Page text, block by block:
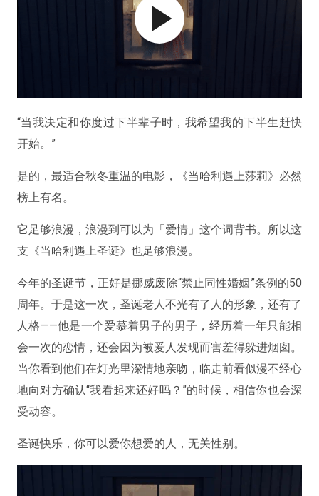
“当我决定和你度过下半辈子时，我希望我的下半生赶快
开始。”
是的，最适合秋冬重温的电影，《当哈利遇上莎莉》必然
榜上有名。
它足够浪漫，浪漫到可以为「爱情」这个词背书。所以这
支《当哈利遇上圣诞》也足够浪漫。
今年的圣诞节，正好是挪威废除“禁止同性婚姻”条例的50
周年。于是这一次，圣诞老人不光有了人的形象，还有了
人格——他是一个爱慕着男子的男子，经历着一年只能相
会一次的恋情，还会因为被爱人发现而害羞得躲进烟囱。
当你看到他们在灯光里深情地亲吻，临走前看似漫不经心
地向对方确认“我看起来还好吗？”的时候，相信你也会深
受动容。
圣诞快乐，你可以爱你想爱的人，无关性别。